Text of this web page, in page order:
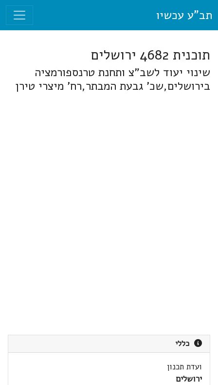
תב"ע עכשיו
תוכנית 4682 ירושלים
שינוי יעוד לשב"צ ותחנת טרנספורמציה
בירושלים,שכ' גבעת המבתר,רח' מיצרי טירן
כללי
ועדת תכנון
ירושלים